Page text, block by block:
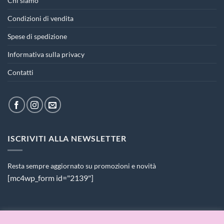
Condizioni di vendita
Spese di spedizione
Informativa sulla privacy
Contatti
ISCRIVITI ALLA NEWSLETTER
Resta sempre aggiornato su promozioni e novità
[mc4wp_form id="2139"]
PAGAMENTI ACCETTATI